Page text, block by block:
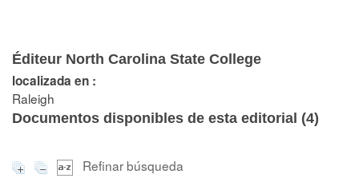
Éditeur North Carolina State College
localizada en :
Raleigh
Documentos disponibles de esta editorial (4)
Refinar búsqueda